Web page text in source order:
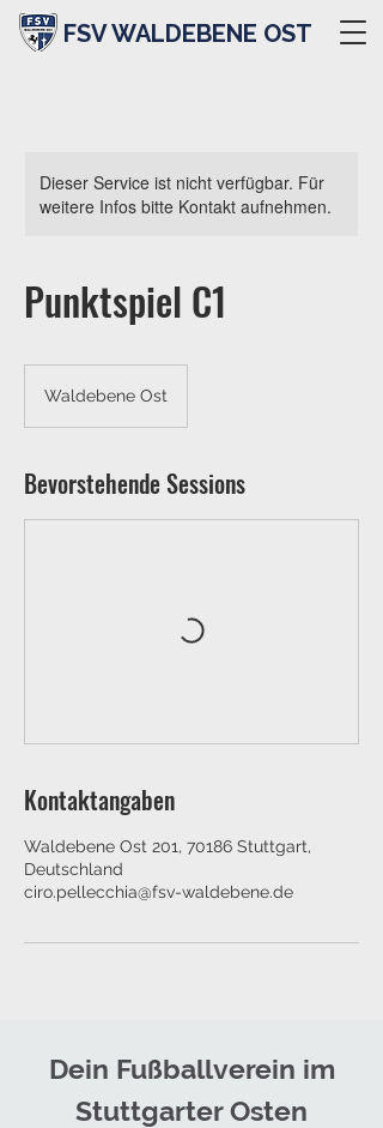
FSV WALDEBENE OST
Dieser Service ist nicht verfügbar. Für
weitere Infos bitte Kontakt aufnehmen.
Punktspiel C1
Waldebene Ost
Bevorstehende Sessions
Kontaktangaben
Waldebene Ost 201, 70186 Stuttgart,
Deutschland
ciro.pellecchia@fsv-waldebene.de
Dein Fußballverein im
Stuttgarter Osten